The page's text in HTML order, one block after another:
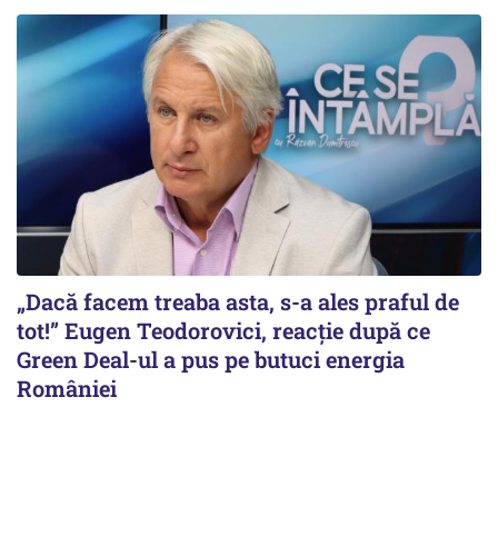
„Dacă facem treaba asta, s-a ales praful de
tot!” Eugen Teodorovici, reacție după ce
Green Deal-ul a pus pe butuci energia
României